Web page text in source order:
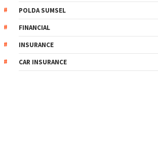
POLDA SUMSEL
FINANCIAL
INSURANCE
CAR INSURANCE